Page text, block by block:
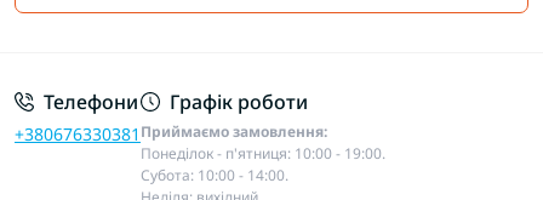
Телефони
+380676330381
Графік роботи
Приймаємо замовлення:
Понеділок - п'ятниця: 10:00 - 19:00.
Субота: 10:00 - 14:00.